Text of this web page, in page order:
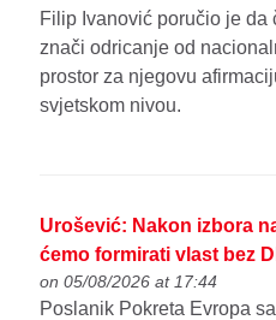
Filip Ivanović poručio je
znači odricanje od
prostor za njegovu
svjetskom nivou.
Urošević: Nakon izbora
ćemo formirati vlast bez
on 05/08/2026 at 17:44
Poslanik Pokreta Evropa